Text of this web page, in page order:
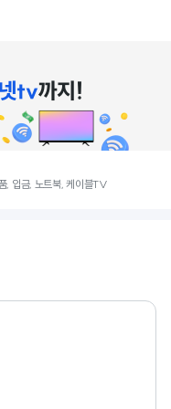
, 입금, 노트북, 케이블TV